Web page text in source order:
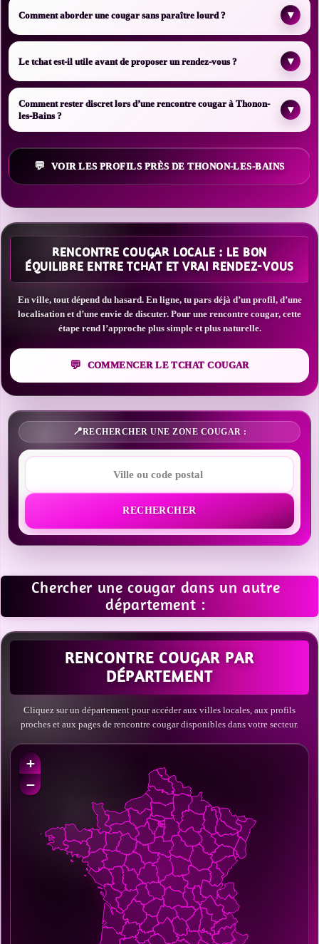
Comment aborder une cougar sans paraître lourd ? ▾
Le tchat est-il utile avant de proposer un rendez-vous ? ▾
Comment rester discret lors d’une rencontre cougar à Thonon-
les-Bains ?
▾
VOIR LES PROFILS PRÈS DE THONON-LES-BAINS
RENCONTRE COUGAR LOCALE : LE BON
ÉQUILIBRE ENTRE TCHAT ET VRAI RENDEZ-VOUS
En ville, tout dépend du hasard. En ligne, tu pars déjà d’un profil, d’une
localisation et d’une envie de discuter. Pour une rencontre cougar, cette
étape rend l’approche plus simple et plus naturelle.
COMMENCER LE TCHAT COUGAR
RECHERCHER UNE ZONE COUGAR :
RECHERCHER
Chercher une cougar dans un autre
département :
RENCONTRE COUGAR PAR
DÉPARTEMENT
Cliquez sur un département pour accéder aux villes locales, aux profils
proches et aux pages de rencontre cougar disponibles dans votre secteur.
+
−